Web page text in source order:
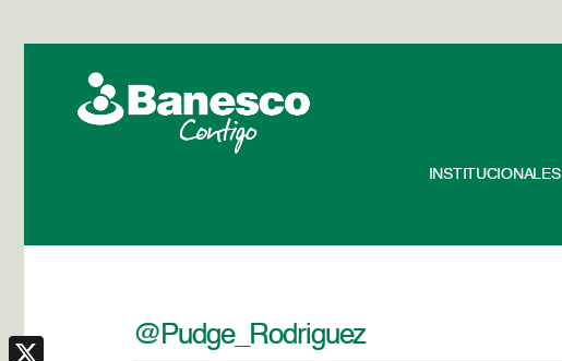
INSTITUCIONALES
@Pudge_Rodriguez